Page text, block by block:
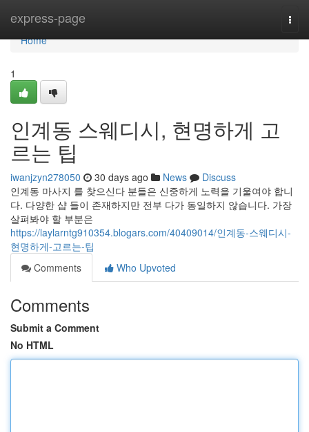
express-page
Home
Home
1
인계동 스웨디시, 현명하게 고
르는 팁
iwanjzyn278050 30 days ago News
Discuss
인계동 마사지 를 찾으신다 분들은 신중하게 노력을 기울여야 합니
다. 다양한 샵 들이 존재하지만 전부 다가 동일하지 않습니다. 가장
살펴봐야 할 부분은
https://laylarntg910354.blogars.com/40409014/인계동-스웨디시-
현명하게-고르는-팁
Comments
Who Upvoted
Comments
Submit a Comment
No HTML